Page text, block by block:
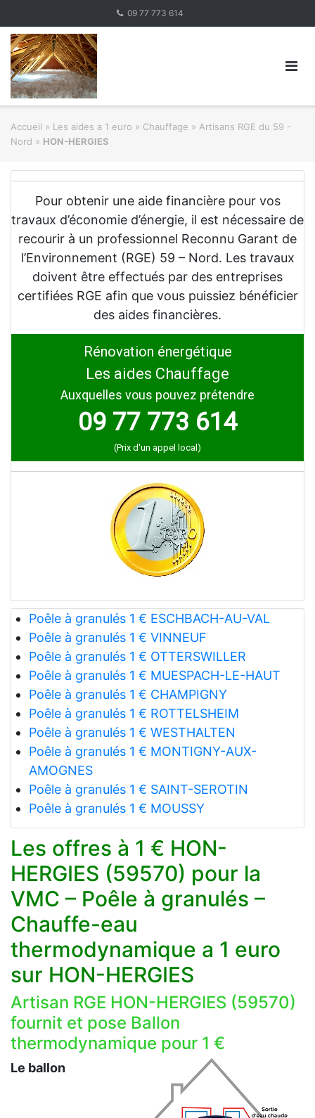
content
09 77 773 614
Accueil » Les aides a 1 euro » Chauffage » Artisans RGE du 59 -
Nord » HON-HERGIES
Pour obtenir une aide financière pour vos
travaux d’économie d’énergie, il est nécessaire de
recourir à un professionnel Reconnu Garant de
l’Environnement (RGE) 59 – Nord. Les travaux
doivent être effectués par des entreprises
certifiées RGE afin que vous puissiez bénéficier
des aides financières.
Rénovation énergétique
Les aides Chauffage
Auxquelles vous pouvez prétendre
09 77 773 614
(Prix d'un appel local)
Poêle à granulés 1 € ESCHBACH-AU-VAL
Poêle à granulés 1 € VINNEUF
Poêle à granulés 1 € OTTERSWILLER
Poêle à granulés 1 € MUESPACH-LE-HAUT
Poêle à granulés 1 € CHAMPIGNY
Poêle à granulés 1 € ROTTELSHEIM
Poêle à granulés 1 € WESTHALTEN
Poêle à granulés 1 € MONTIGNY-AUX-
AMOGNES
Poêle à granulés 1 € SAINT-SEROTIN
Poêle à granulés 1 € MOUSSY
Les offres à 1 € HON-
HERGIES (59570) pour la
VMC – Poêle à granulés –
Chauffe-eau
thermodynamique a 1 euro
sur HON-HERGIES
Artisan RGE HON-HERGIES (59570)
fournit et pose Ballon
thermodynamique pour 1 €
Le ballon